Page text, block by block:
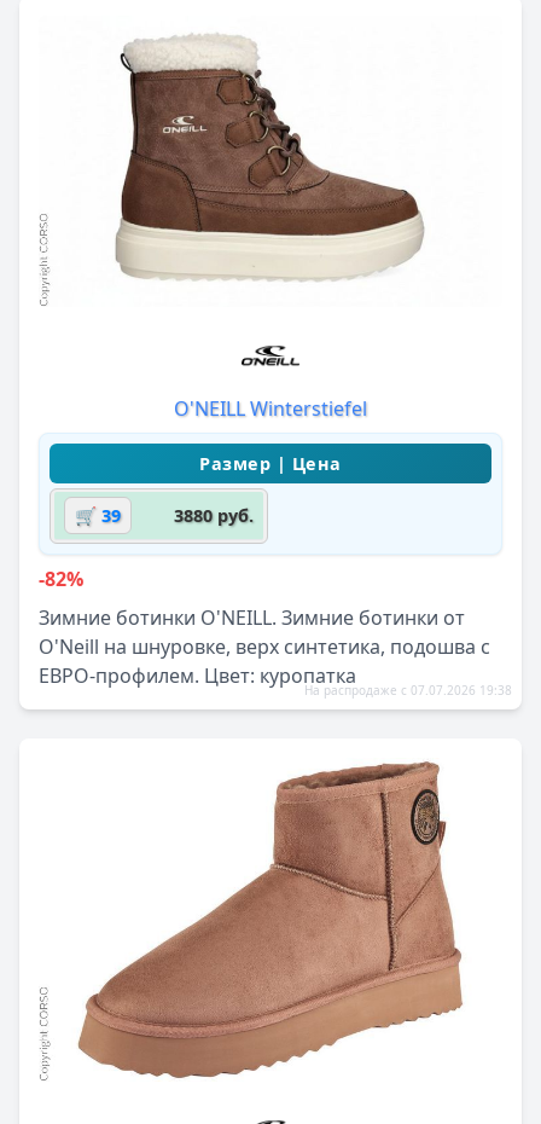
O'NEILL Winterstiefel
🛒 39 3880 руб.
-82%
Зимние ботинки O'NEILL. Зимние ботинки от
O'Neill на шнуровке, верх синтетика, подошва с
ЕВРО-профилем. Цвет: куропатка
На распродаже с 07.07.2026 19:38